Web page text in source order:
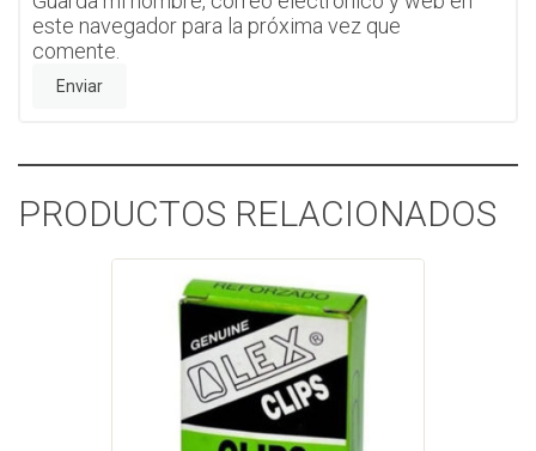
este navegador para la próxima vez que
comente.
PRODUCTOS RELACIONADOS